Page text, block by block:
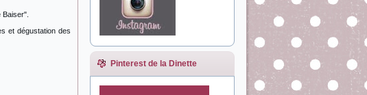
et dégustation des
Pinterest de la Dinette